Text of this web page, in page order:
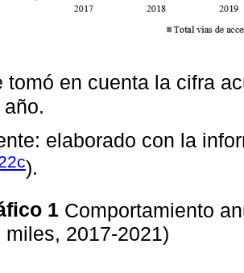
tomó en cuenta la cifra
elaborado con la
).
1 Comportamiento
miles, 2017-2021)